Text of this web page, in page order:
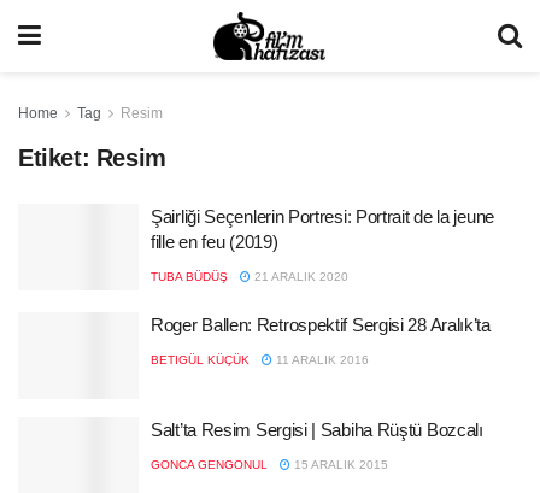
Home Tag Resim
Etiket: Resim
Şairliği Seçenlerin Portresi: Portrait de la jeune
fille en feu (2019)
TUBA BÜDÜŞ 21 ARALIK 2020
Roger Ballen: Retrospektif Sergisi 28 Aralık’ta
BETIGÜL KÜÇÜK 11 ARALIK 2016
Salt’ta Resim Sergisi | Sabiha Rüştü Bozcalı
GONCA GENGONUL 15 ARALIK 2015